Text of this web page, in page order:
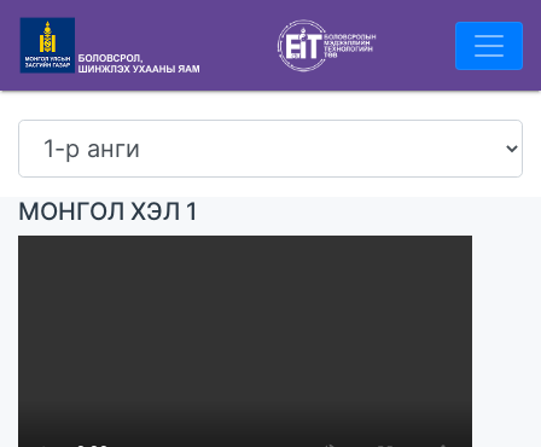
МОНГОЛ ХЭЛ 1